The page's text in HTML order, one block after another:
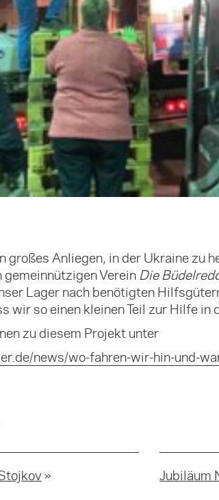
großes Anliegen, in der Ukraine zu
Verein Die
Lager nach benötigten
wir so einen kleinen Teil zur Hilfe
zu diesem Projekt unter
news/wo-fahren-wir-hin-und-
Jubiläum